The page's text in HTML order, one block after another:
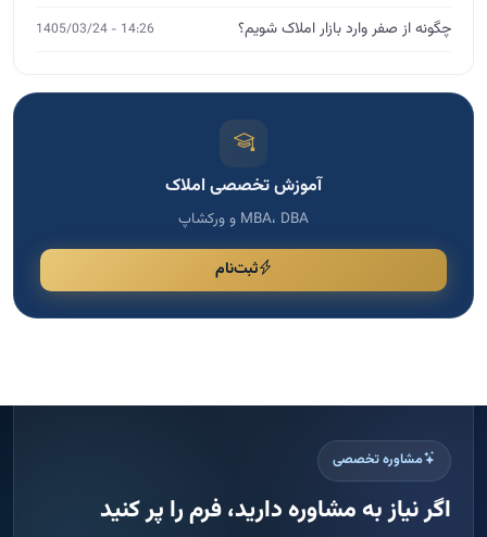
چگونه از صفر وارد بازار املاک شویم؟ 14:26 - 1405/03/24
آموزش تخصصی املاک
MBA، DBA و ورکشاپ
ثبت‌نام
مشاوره تخصصی
اگر نیاز به مشاوره دارید، فرم را پر کنید